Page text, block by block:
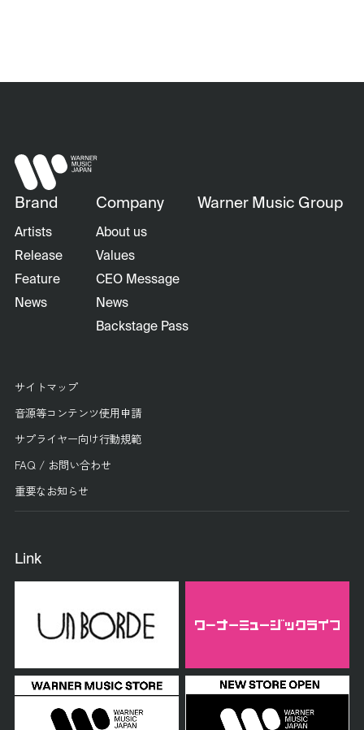
Brand
Artists
Release
Feature
News
Company
About us
Values
CEO Message
News
Backstage Pass
Warner Music Group
サイトマップ
音源等コンテンツ使用申請
サプライヤー向け行動規範
FAQ / お問い合わせ
重要なお知らせ
Link